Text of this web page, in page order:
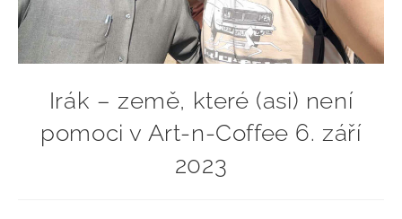
Irák – země, které (asi) není
pomoci v Art-n-Coffee 6. září
2023